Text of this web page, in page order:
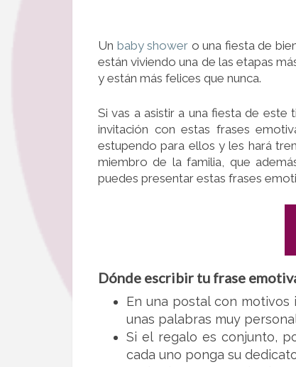
Un baby shower o una fiesta de
están viviendo una de las etapas
y están más felices que nunca.
Si vas a asistir a una fiesta de
invitación con estas frases
estupendo para ellos y les hará
miembro de la familia, que
puedes presentar estas frases
Dónde escribir tu frase
En una postal con
unas palabras muy
Si el regalo es conjunto,
cada uno ponga su